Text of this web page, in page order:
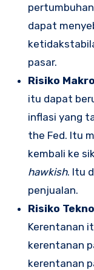
dapat
pasar.
Risiko
itu dapat
inflasi yang
the Fed. Itu
kembali ke
hawkish. Itu
penjualan.
Risiko
Kerentanan
kerentanan
kerentanan